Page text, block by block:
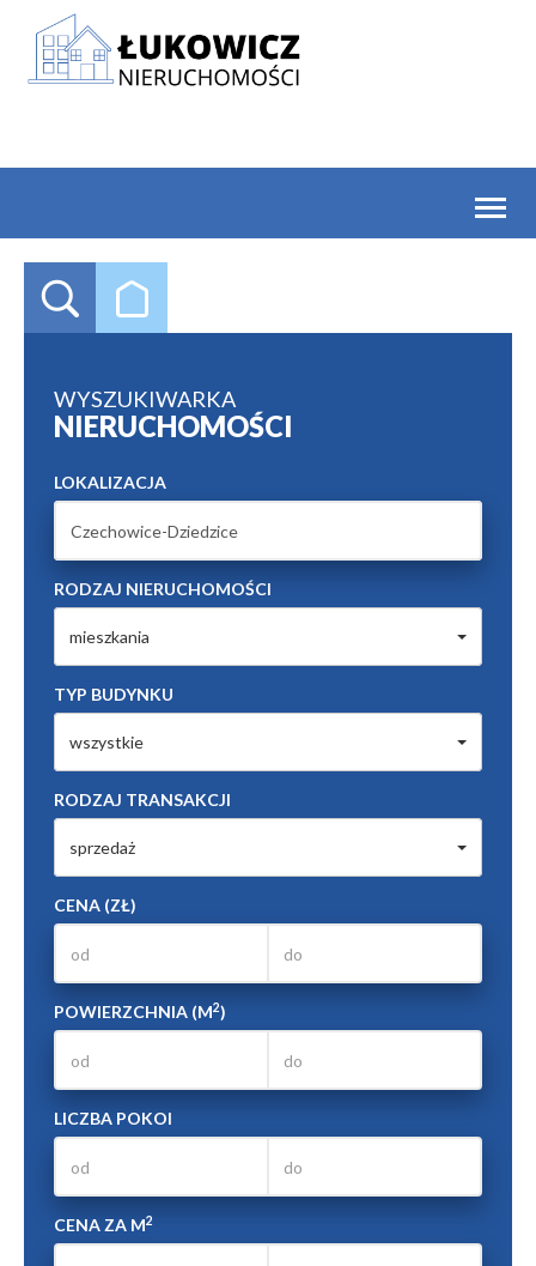
WYSZUKIWARKA
NIERUCHOMOŚCI
LOKALIZACJA
RODZAJ NIERUCHOMOŚCI
mieszkania
TYP BUDYNKU
wszystkie
RODZAJ TRANSAKCJI
sprzedaż
CENA (ZŁ)
POWIERZCHNIA (M2)
LICZBA POKOI
CENA ZA M2